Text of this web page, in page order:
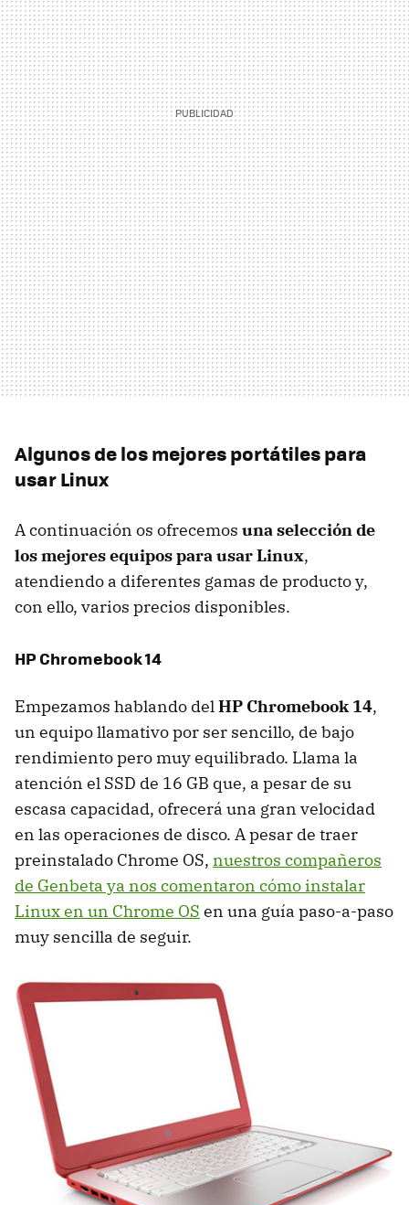
Algunos de los mejores portátiles para
usar Linux
A continuación os ofrecemos una selección de
los mejores equipos para usar Linux,
atendiendo a diferentes gamas de producto y,
con ello, varios precios disponibles.
HP Chromebook 14
Empezamos hablando delHP Chromebook 14,
un equipo llamativo por ser sencillo, de bajo
rendimiento pero muy equilibrado. Llama la
atención el SSD de 16 GB que, a pesar de su
escasa capacidad, ofrecerá una gran velocidad
en las operaciones de disco. A pesar de traer
preinstalado Chrome OS, nuestros compañeros
de Genbeta ya nos comentaron cómo instalar
Linux en un Chrome OS en una guía paso-a-paso
muy sencilla de seguir.